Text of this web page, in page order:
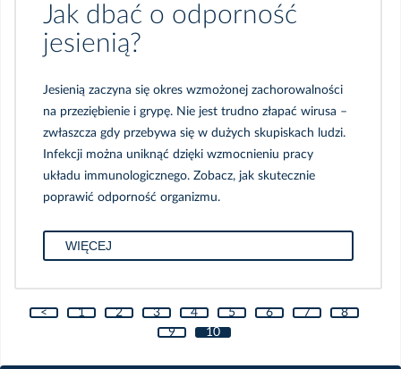
Jak dbać o odporność
jesienią?
Jesienią zaczyna się okres wzmożonej zachorowalności
na przeziębienie i grypę. Nie jest trudno złapać wirusa –
zwłaszcza gdy przebywa się w dużych skupiskach ludzi.
Infekcji można uniknąć dzięki wzmocnieniu pracy
układu immunologicznego. Zobacz, jak skutecznie
poprawić odporność organizmu.
WIĘCEJ
< 1 2 3 4 5 6 7
8
9
10